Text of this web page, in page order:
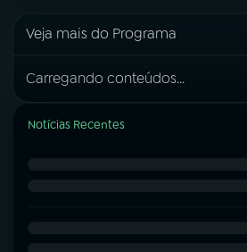
Veja mais do Programa
Carregando conteúdos...
Notícias Recentes